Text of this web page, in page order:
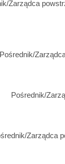
Zarządca
Pośrednik/
Pośrednik/
Zarządca